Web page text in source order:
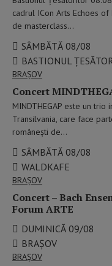
cadrul ICon Arts Echoes
de masterclass…
SÂMBĂTĂ 08/08
BASTIONUL
BRAŞOV
Concert
MINDTHEGAP este un
Transilvania, care face
românești de…
SÂMBĂTĂ 08/08
WALDKAFE
BRAŞOV
Concert – Bach
Forum ARTE
DUMINICĂ 09/08
BRAȘOV
BRAŞOV